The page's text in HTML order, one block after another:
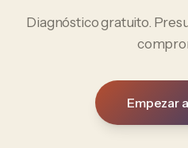
Diagnóstico gratuito.
Empezar